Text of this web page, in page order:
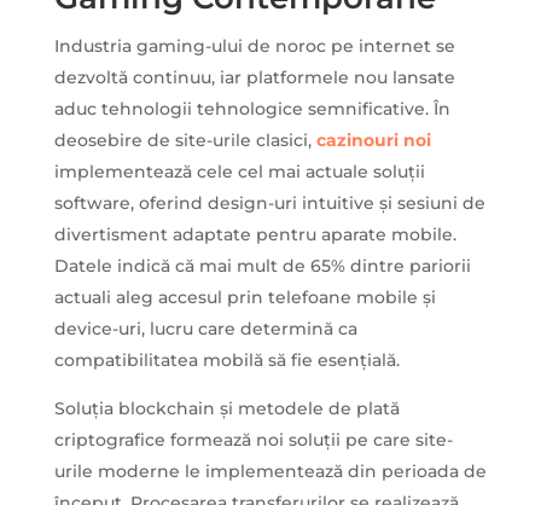
Industria gaming-ului de noroc pe internet se
dezvoltă continuu, iar platformele nou lansate
aduc tehnologii tehnologice semnificative. În
deosebire de site-urile clasici, cazinouri noi
implementează cele cel mai actuale soluții
software, oferind design-uri intuitive și sesiuni de
divertisment adaptate pentru aparate mobile.
Datele indică că mai mult de 65% dintre pariorii
actuali aleg accesul prin telefoane mobile și
device-uri, lucru care determină ca
compatibilitatea mobilă să fie esențială.
Soluția blockchain și metodele de plată
criptografice formează noi soluții pe care site-
urile moderne le implementează din perioada de